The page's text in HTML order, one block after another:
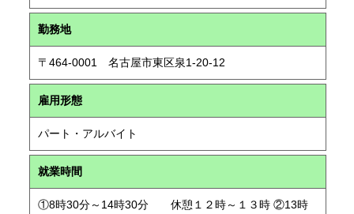
勤務地
〒464-0001 名古屋市東区泉1-20-12
雇用形態
パート・アルバイト
就業時間
①8時30分～14時30分 休憩１２時～１３時 ②13時